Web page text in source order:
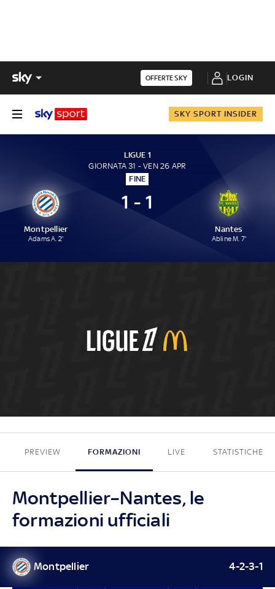
OFFERTE SKY LOGIN
SKY SPORT INSIDER
LIGUE 1
GIORNATA 31 - VEN 26 APR
FINE
Montpellier
Adams A. 2'
1 - 1
Nantes
Abline M. 7'
1 - 1
PREVIEW FORMAZIONI LIVE STATISTICHE
Montpellier–Nantes, le
formazioni ufficiali
Montpellier 4-2-3-1